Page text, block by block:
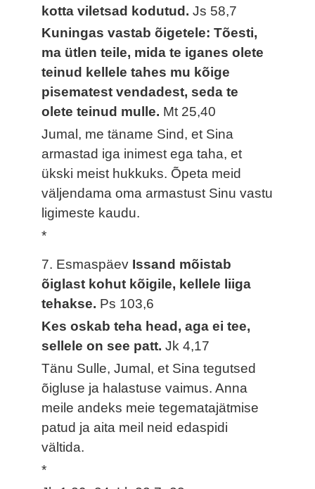
kotta viletsad kodutud.Js 58,7
Kuningas vastab õigetele: Tõesti,
ma ütlen teile, mida te iganes olete
teinud kellele tahes mu kõige
pisematest vendadest, seda te
olete teinud mulle. Mt 25,40
Jumal, me täname Sind, et Sina
armastad iga inimest ega taha, et
ükski meist hukkuks. Õpeta meid
väljendama oma armastust Sinu vastu
ligimeste kaudu.
*
7. Esmaspäev Issand mõistab
õiglast kohut kõigile, kellele liiga
tehakse. Ps 103,6
Kes oskab teha head, aga ei tee,
sellele on see patt.Jk 4,17
Tänu Sulle, Jumal, et Sina tegutsed
õigluse ja halastuse vaimus. Anna
meile andeks meie tegematajätmise
patud ja aita meil neid edaspidi
vältida.
*